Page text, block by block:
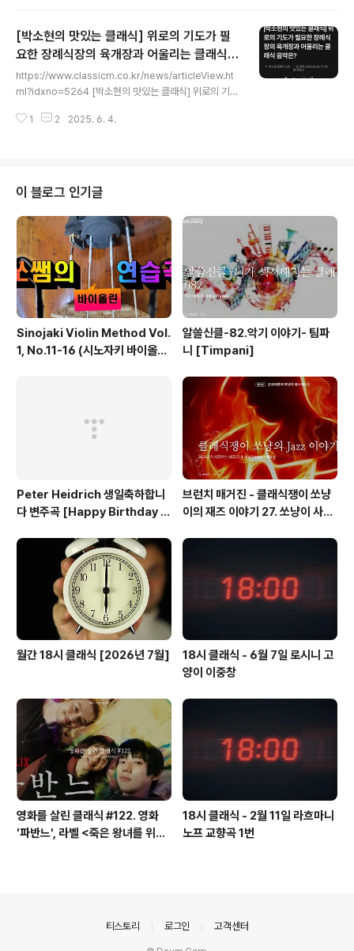
통하여 그 맛과www.classicm.co.kr
[박소현의 맛있는 클래식] 위로의 기도가 필
요한 장례식장의 육개장과 어울리는 클래식
음악은?
https://www.classicm.co.kr/news/articleView.ht
ml?idxno=5264 [박소현의 맛있는 클래식] 위로의 기도
[박소현의 맛있는 클래식] 다이어트는 내일부터! 세상에 너
1 2 2025. 6. 4.
이 블로그 인기글
Sinojaki Violin Method Vol.
1, No.11-16 (시노자키 바이올린
알쓸신클-82.악기 이야기- 팀파
니 [Timpani]
Peter Heidrich 생일축하합니
다 변주곡 [Happy Birthday t
브런치 매거진 - 클래식쟁이 쏘냥
이의 재즈 이야기 27. 쏘냥이 사랑
크 엘링턴의 It don't mean a t
월간 18시 클래식 [2026년 7월]
18시 클래식 - 6월 7일 로시니 고
양이 이중창
영화를 살린 클래식 #122. 영화
'파반느', 라벨 <죽은 왕녀를 위한
18시 클래식 - 2월 11일 라흐마니
노프 교향곡 1번
티스토리 로그인 고객센터